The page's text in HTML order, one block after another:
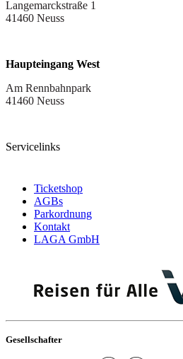
Langemarckstraße 1
41460 Neuss
Haupteingang West
Am Rennbahnpark
41460 Neuss
Servicelinks
Ticketshop
AGBs
Parkordnung
Kontakt
LAGA GmbH
Gesellschafter